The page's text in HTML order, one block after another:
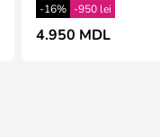
-16% -950 lei
4.950 MDL